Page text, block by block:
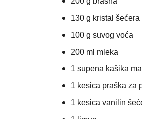
130 g kristal šećera
100 g suvog voća
200 ml mleka
1 supena kašika
1 kesica praška za
1 kesica vanilin